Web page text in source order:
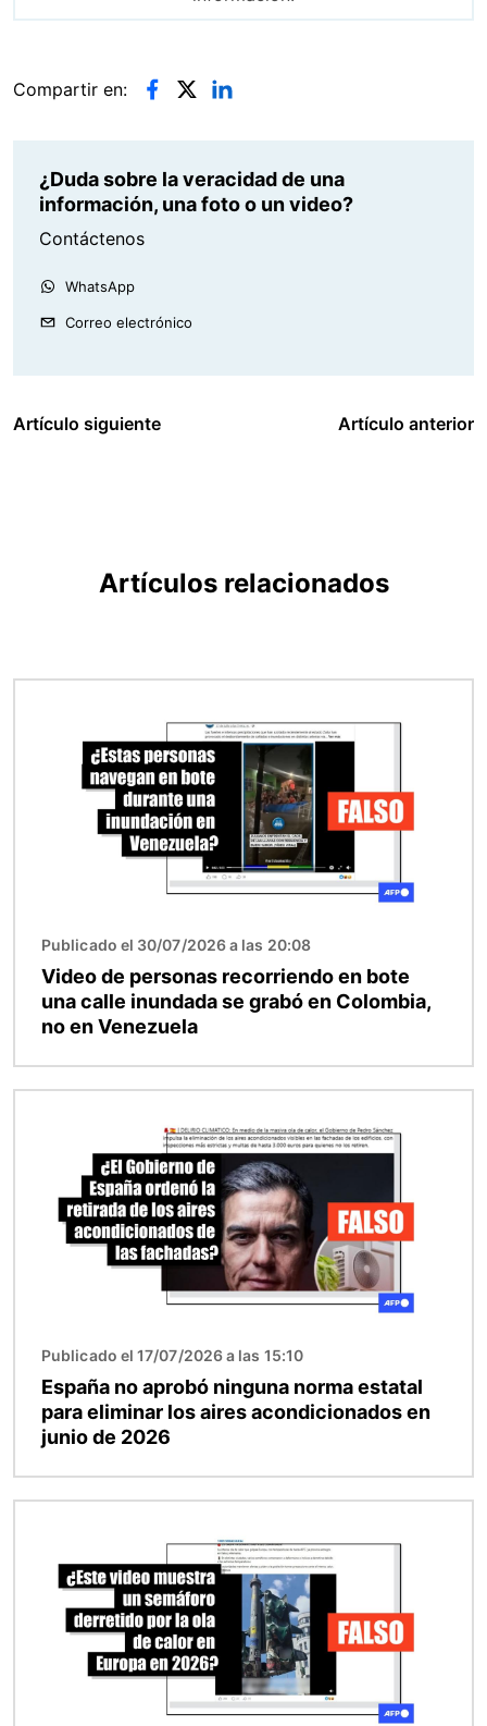
Compartir en:
¿Duda sobre la veracidad de una
información, una foto o un video?
Contáctenos
WhatsApp
Correo electrónico
Artículo siguiente Artículo anterior
Artículos relacionados
Publicado el 30/07/2026 a las 20:08
Video de personas recorriendo en bote
una calle inundada se grabó en Colombia,
no en Venezuela
Publicado el 17/07/2026 a las 15:10
España no aprobó ninguna norma estatal
para eliminar los aires acondicionados en
junio de 2026